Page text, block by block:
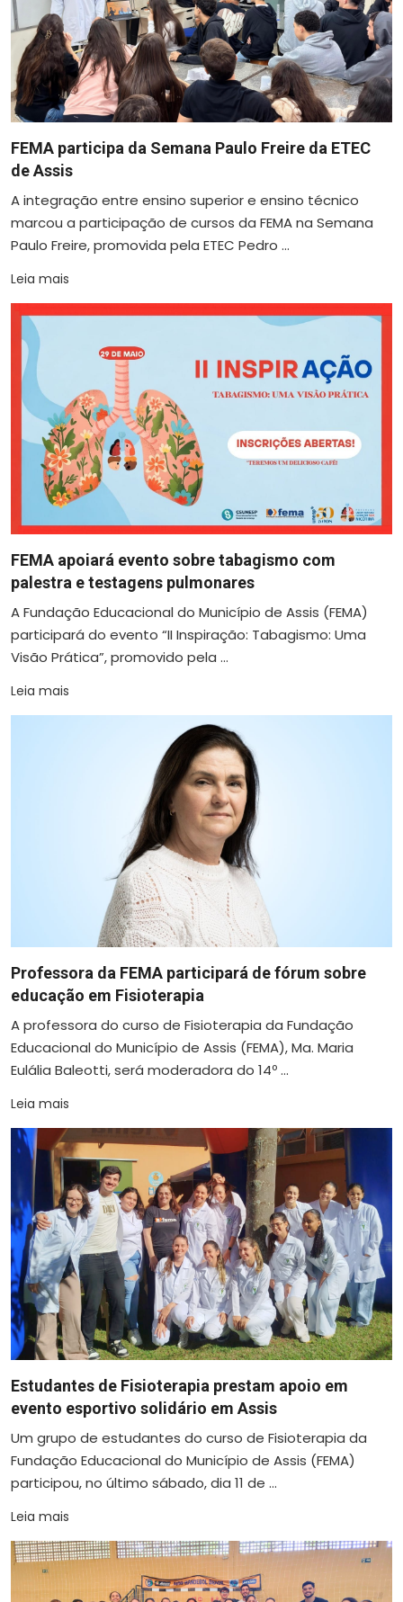
FEMA participa da Semana Paulo Freire da ETEC
de Assis
A integração entre ensino superior e ensino técnico
marcou a participação de cursos da FEMA na Semana
Paulo Freire, promovida pela ETEC Pedro ...
Leia mais
FEMA apoiará evento sobre tabagismo com
palestra e testagens pulmonares
A Fundação Educacional do Município de Assis (FEMA)
participará do evento “II Inspiração: Tabagismo: Uma
Visão Prática”, promovido pela ...
Leia mais
Professora da FEMA participará de fórum sobre
educação em Fisioterapia
A professora do curso de Fisioterapia da Fundação
Educacional do Município de Assis (FEMA), Ma. Maria
Eulália Baleotti, será moderadora do 14º ...
Leia mais
Estudantes de Fisioterapia prestam apoio em
evento esportivo solidário em Assis
Um grupo de estudantes do curso de Fisioterapia da
Fundação Educacional do Município de Assis (FEMA)
participou, no último sábado, dia 11 de ...
Leia mais